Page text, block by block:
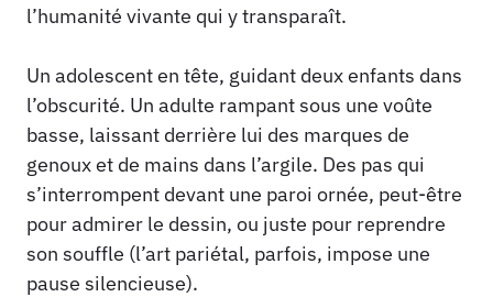
l’humanité vivante qui y transparaît.
Un adolescent en tête, guidant deux enfants dans
l’obscurité. Un adulte rampant sous une voûte
basse, laissant derrière lui des marques de
genoux et de mains dans l’argile. Des pas qui
s’interrompent devant une paroi ornée, peut-être
pour admirer le dessin, ou juste pour reprendre
son souffle (l’art pariétal, parfois, impose une
pause silencieuse).